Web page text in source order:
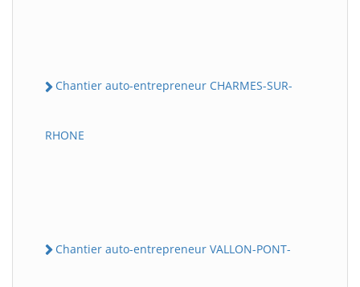
Chantier auto-entrepreneur CHARMES-SUR-
RHONE
Chantier auto-entrepreneur VALLON-PONT-